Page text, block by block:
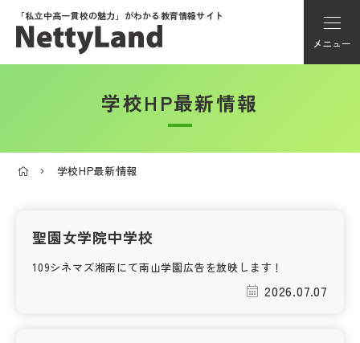
「私立中高一貫校の魅力」がわかる教育情報サイト
メニュー
アカウント登録
学校選び
学校HP最新情報
学校HP最新情報
聖園女学院中学校
109シネマズ湘南にて南山学園広告を放映します！
2026.07.07